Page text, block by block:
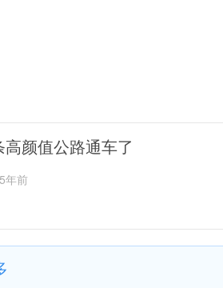
颜值公路通车了
5年前